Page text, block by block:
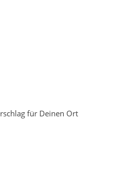
für Deinen Ort